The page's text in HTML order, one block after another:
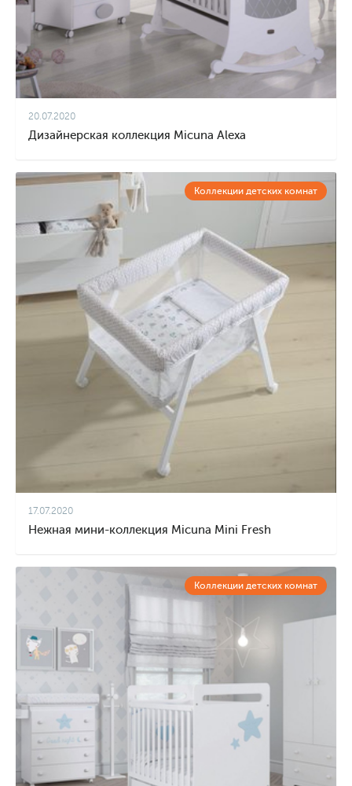
20.07.2020
Дизайнерская коллекция Micuna Alexa
Коллекции детских комнат
17.07.2020
Нежная мини-коллекция Micuna Mini Fresh
Коллекции детских комнат